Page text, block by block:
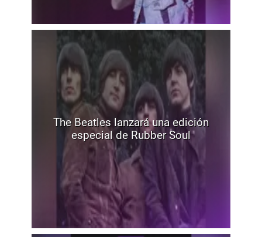
The Beatles lanzará una edición
especial de Rubber Soul